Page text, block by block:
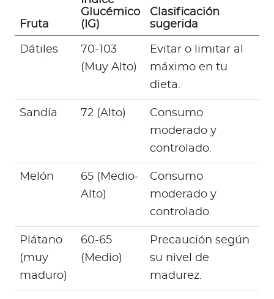
Fruta
Glucémico
(IG)
Clasificación
sugerida
Dátiles
70-103
(Muy Alto)
Evitar o limitar al
máximo en tu
dieta.
Sandía 72 (Alto)
Consumo
moderado y
controlado.
Melón
65 (Medio-
Alto)
Consumo
moderado y
controlado.
Plátano
(muy
maduro)
60-65
(Medio)
Precaución según
su nivel de
madurez.